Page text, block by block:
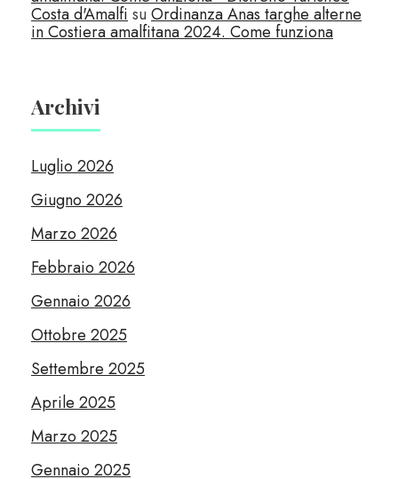
Costa d'AmalfisuOrdinanza Anas targhe alterne
in Costiera amalfitana 2024. Come funziona
Archivi
Luglio 2026
Giugno 2026
Marzo 2026
Febbraio 2026
Gennaio 2026
Ottobre 2025
Settembre 2025
Aprile 2025
Marzo 2025
Gennaio 2025